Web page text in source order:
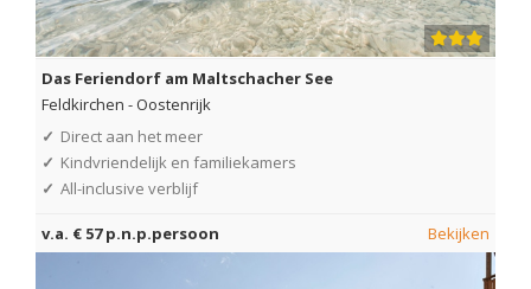
Das Feriendorf am Maltschacher See
Feldkirchen -Oostenrijk
✓ Direct aan het meer
✓ Kindvriendelijk en familiekamers
✓ All-inclusive verblijf
v.a. € 57 p.n.p.persoon Bekijken